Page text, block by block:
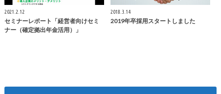
2021.2.12
セミナーレポート「経営者向けセミ
ナー（確定拠出年金活用）」
2018.3.14
2019年卒採用スタートしました